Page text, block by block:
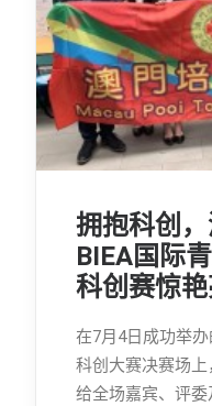
拥抱科创
BIEA国际
科创赛惊艳
在7月4日成功举
科创大赛决赛场
给全场嘉宾、评